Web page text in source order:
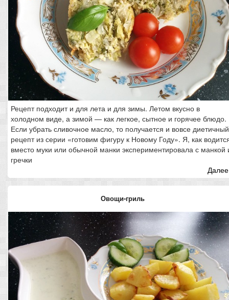
Рецепт подходит и для лета и для зимы. Летом вкусно в
холодном виде, а зимой — как легкое, сытное и горячее блюдо.
Если убрать сливочное масло, то получается и вовсе диетичный
рецепт из серии «готовим фигуру к Новому Году». Я, как
вместо муки или обычной манки экспериментировала с манкой
гречки
Овощи-гриль